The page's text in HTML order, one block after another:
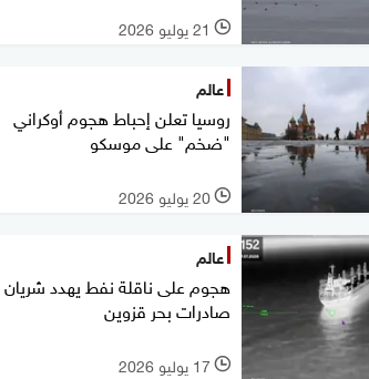
l 21 يوليو 2026
عالم
روسيا تعلن إحباط هجوم أوكراني
"ضخم" على موسكو
l 20 يوليو 2026
عالم
هجوم على ناقلة نفط يهدد شريان
صادرات بحر قزوين
l 17 يوليو 2026